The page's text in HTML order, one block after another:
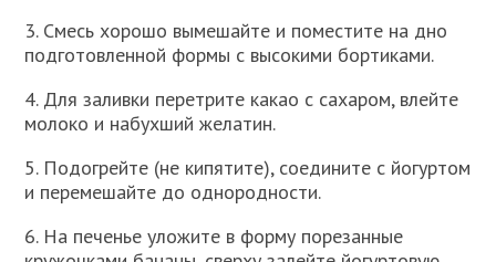
3. Смесь хорошо вымешайте и поместите на дно
подготовленной формы с высокими бортиками.
4. Для заливки перетрите какао с сахаром, влейте
молоко и набухший желатин.
5. Подогрейте (не кипятите), соедините с йогуртом
и перемешайте до однородности.
6. На печенье уложите в форму порезанные